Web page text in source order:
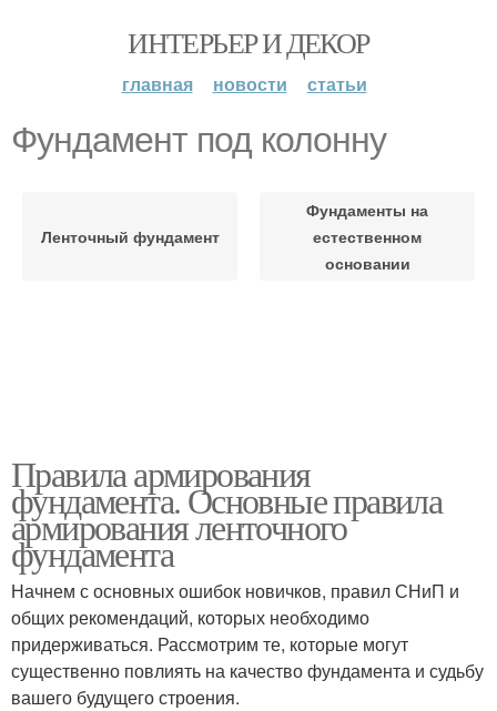
ИНТЕРЬЕР И ДЕКОР
главная новости статьи
Фундамент под колонну
Ленточный фундамент
Фундаменты на
естественном
основании
Правила армирования
фундамента. Основные правила
армирования ленточного
фундамента
Начнем с основных ошибок новичков, правил СНиП и
общих рекомендаций, которых необходимо
придерживаться. Рассмотрим те, которые могут
существенно повлиять на качество фундамента и судьбу
вашего будущего строения.